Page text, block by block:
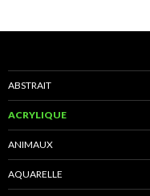
ABSTRAIT
ACRYLIQUE
ANIMAUX
AQUARELLE